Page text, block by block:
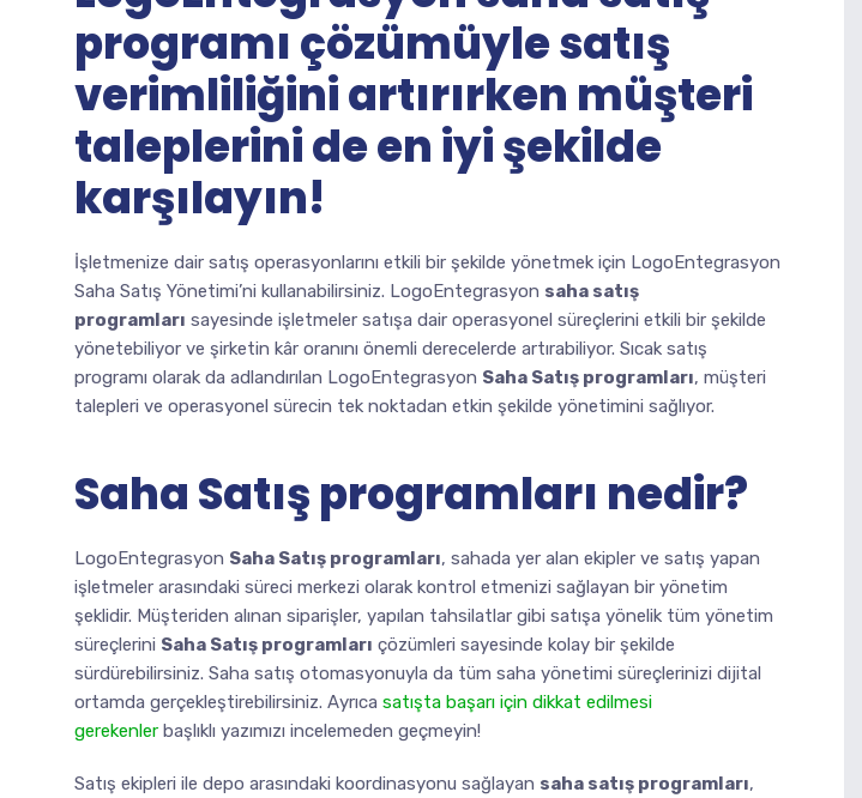
programı çözümüyle satış
verimliliğini artırırken müşteri
taleplerini de en iyi şekilde
karşılayın!
İşletmenize dair satış operasyonlarını etkili bir şekilde yönetmek için LogoEntegrasyon
Saha Satış Yönetimi’ni kullanabilirsiniz. LogoEntegrasyon saha satış
programları sayesinde işletmeler satışa dair operasyonel süreçlerini etkili bir şekilde
yönetebiliyor ve şirketin kâr oranını önemli derecelerde artırabiliyor. Sıcak satış
programı olarak da adlandırılan LogoEntegrasyon Saha Satış programları, müşteri
talepleri ve operasyonel sürecin tek noktadan etkin şekilde yönetimini sağlıyor.
Saha Satış programları nedir?
LogoEntegrasyon Saha Satış programları, sahada yer alan ekipler ve satış yapan
işletmeler arasındaki süreci merkezi olarak kontrol etmenizi sağlayan bir yönetim
şeklidir. Müşteriden alınan siparişler, yapılan tahsilatlar gibi satışa yönelik tüm yönetim
süreçlerini Saha Satış programları çözümleri sayesinde kolay bir şekilde
sürdürebilirsiniz. Saha satış otomasyonuyla da tüm saha yönetimi süreçlerinizi dijital
ortamda gerçekleştirebilirsiniz. Ayrıca satışta başarı için dikkat edilmesi
gerekenler başlıklı yazımızı incelemeden geçmeyin!
Satış ekipleri ile depo arasındaki koordinasyonu sağlayan saha satış programları,